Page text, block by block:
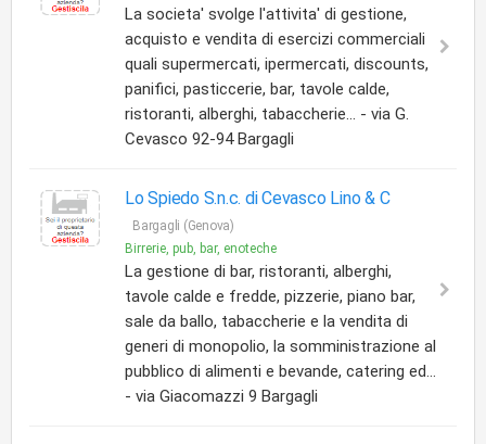
La societa' svolge l'attivita' di gestione,
acquisto e vendita di esercizi commerciali
quali supermercati, ipermercati, discounts,
panifici, pasticcerie, bar, tavole calde,
ristoranti, alberghi, tabaccherie... - via G.
Cevasco 92-94 Bargagli
Lo Spiedo S.n.c. di Cevasco Lino & C
Bargagli (Genova)
Birrerie, pub, bar, enoteche
La gestione di bar, ristoranti, alberghi,
tavole calde e fredde, pizzerie, piano bar,
sale da ballo, tabaccherie e la vendita di
generi di monopolio, la somministrazione al
pubblico di alimenti e bevande, catering ed...
- via Giacomazzi 9 Bargagli